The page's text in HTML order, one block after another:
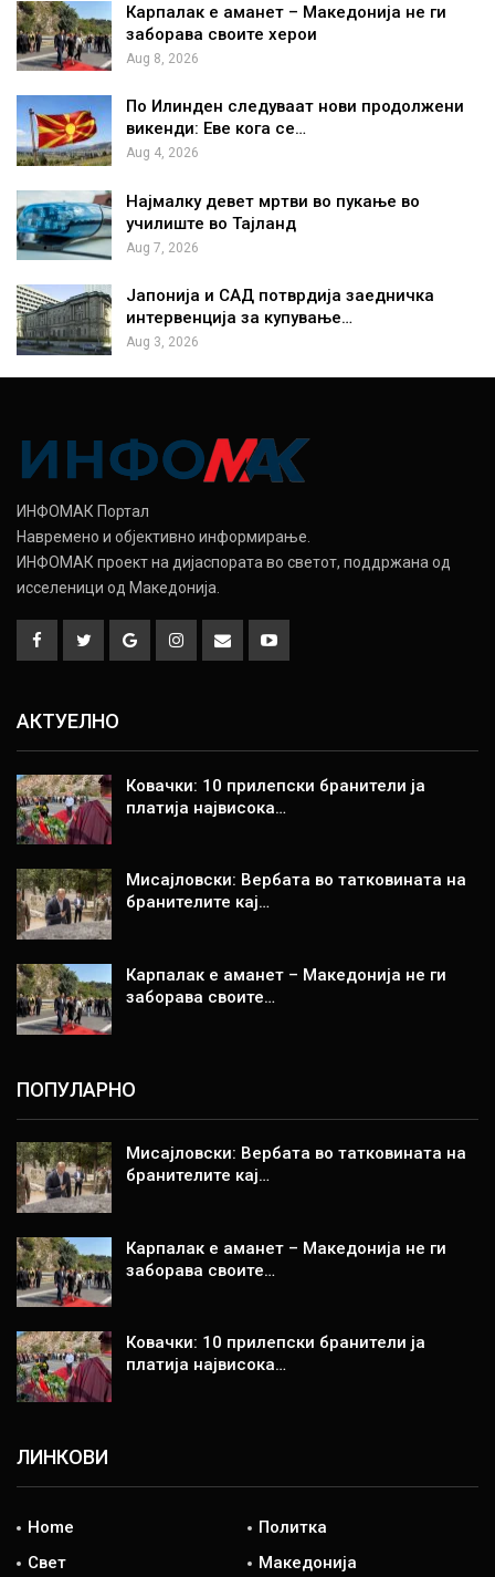
Карпалак е аманет – Македонија не ги
заборава своите херои
Aug 8, 2026
По Илинден следуваат нови продолжени
викенди: Еве кога се…
Aug 4, 2026
Најмалку девет мртви во пукање во
училиште во Тајланд
Aug 7, 2026
Јапонија и САД потврдија заедничка
интервенција за купување…
Aug 3, 2026
ИНФОМАК Портал
Навремено и објективно информирање.
ИНФОМАК проект на дијаспората во светот, поддржана од
исселеници од Македонија.
АКТУЕЛНО
Ковачки: 10 прилепски бранители ја
платија највисока…
Мисајловски: Вербата во татковината на
бранителите кај…
Карпалак е аманет – Македонија не ги
заборава своите…
ПОПУЛАРНО
Мисајловски: Вербата во татковината на
бранителите кај…
Карпалак е аманет – Македонија не ги
заборава своите…
Ковачки: 10 прилепски бранители ја
платија највисока…
ЛИНКОВИ
Home
Политка
Свет
Македонија